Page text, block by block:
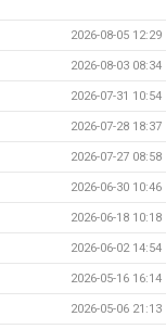
2026-08-05 12:29
2026-08-03 08:34
2026-07-31 10:54
2026-07-28 18:37
2026-07-27 08:58
2026-06-30 10:46
2026-06-18 10:18
2026-06-02 14:54
2026-05-16 16:14
2026-05-06 21:13